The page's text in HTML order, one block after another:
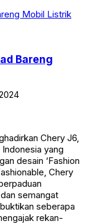
Bareng
Chery J6,
yang
desain ‘Fashion
Chery
semangat
seberapa
rekan-